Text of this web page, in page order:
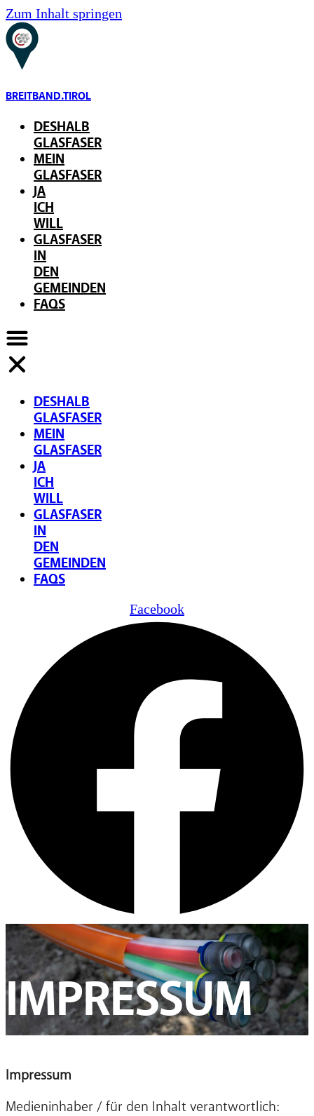
Zum Inhalt springen
BREITBAND.TIROL
DESHALB
GLASFASER
MEIN
GLASFASER
JA
ICH
WILL
GLASFASER
IN
DEN
GEMEINDEN
FAQS
DESHALB
GLASFASER
MEIN
GLASFASER
JA
ICH
WILL
GLASFASER
IN
DEN
GEMEINDEN
FAQS
Facebook
IMPRESSUM
Impressum
Medieninhaber / für den Inhalt verantwortlich: